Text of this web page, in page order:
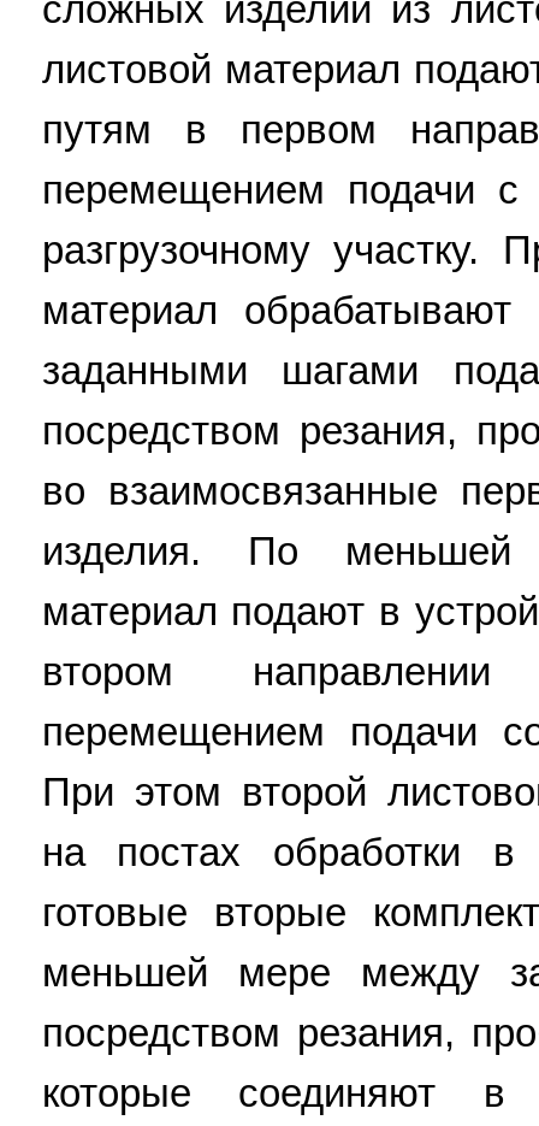
сложных изделий из
листовой материал
путям в первом
перемещением подачи с
разгрузочному
материал
заданными шагами
посредством резания,
во взаимосвязанные
изделия. По меньшей
материал подают в
втором
перемещением подачи
При этом второй
на постах обработки в
готовые вторые
меньшей мере между
посредством резания,
которые соединяют